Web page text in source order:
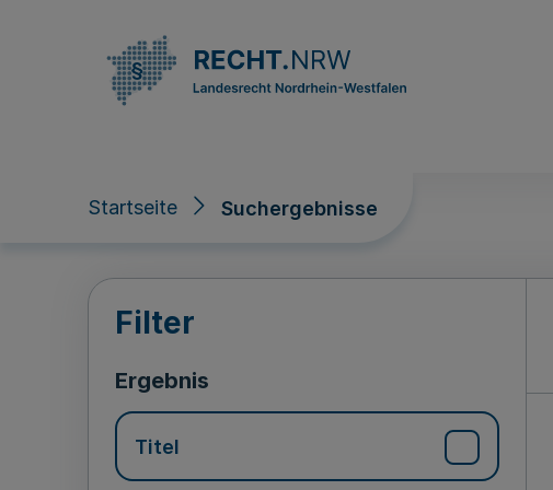
Startseite Suchergebnisse
Suchergebnisse
Filter
Ergebnis
Titel